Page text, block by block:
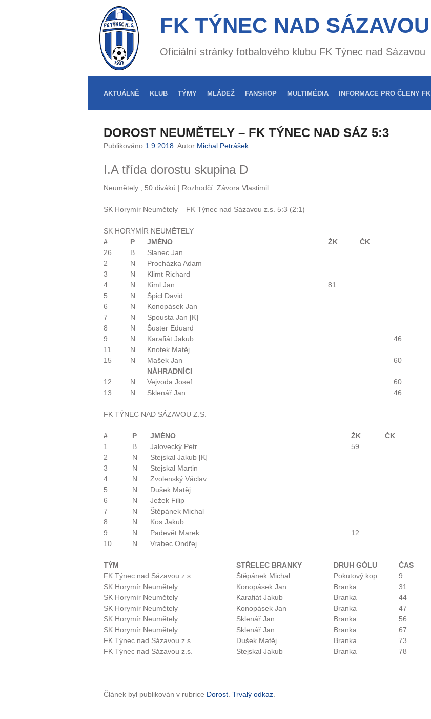
FK TÝNEC NAD SÁZAVOU
Oficiální stránky fotbalového klubu FK Týnec nad Sázavou
AKTUÁLNĚ KLUB TÝMY MLÁDEŽ FANSHOP MULTIMÉDIA INFORMACE PRO ČLENY FK
DOROST NEUMĚTELY – FK TÝNEC NAD SÁZ 5:3
Publikováno 1.9.2018 . Autor Michal Petrášek
I.A třída dorostu skupina D
Neumětely , 50 diváků | Rozhodčí: Závora Vlastimil
SK Horymír Neumětely – FK Týnec nad Sázavou z.s. 5:3 (2:1)
SK HORYMÍR NEUMĚTELY
#
P JMÉNO ŽK
ČK
26
B
Slanec Jan
2
N
Procházka Adam
3
N
Klimt Richard
4
N Kiml Jan
81
5
N
Špicl David
6
N
Konopásek Jan
7
N
Spousta Jan [K]
8
N
Šuster Eduard
9
N Karafiát Jakub
46
11
N
Knotek Matěj
15
N Mašek Jan
60
NÁHRADNÍCI
12
N Vejvoda Josef
60
13
N Sklenář Jan 46
FK TÝNEC NAD SÁZAVOU Z.S.
# P JMÉNO ŽK
ČK
1
B Jalovecký Petr
59
2
N
Stejskal Jakub [K]
3
N
Stejskal Martin
4
N
Zvolenský Václav
5
N
Dušek Matěj
6
N
Ježek Filip
7
N
Štěpánek Michal
8
N
Kos Jakub
9
N Padevět Marek
12
10
N Vrabec Ondřej
TÝM STŘELEC BRANKY DRUH GÓLU
ČAS
FK Týnec nad Sázavou z.s.
Štěpánek Michal Pokutový kop
9
SK Horymír Neumětely
Konopásek Jan Branka
31
SK Horymír Neumětely
Karafiát Jakub Branka
44
SK Horymír Neumětely
Konopásek Jan Branka
47
SK Horymír Neumětely
Sklenář Jan Branka
56
SK Horymír Neumětely
Sklenář Jan Branka
67
FK Týnec nad Sázavou z.s.
Dušek Matěj Branka
73
FK Týnec nad Sázavou z.s.
Stejskal Jakub Branka 78
Článek byl publikován v rubrice Dorost Trvalý odkaz